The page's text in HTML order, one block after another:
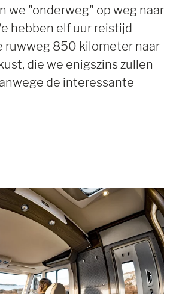
we "onderweg" op weg naar
hebben elf uur reistijd
ruwweg 850 kilometer naar
die we enigszins zullen
de interessante